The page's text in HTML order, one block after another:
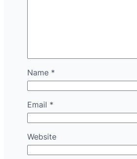
Name *
Email *
Website